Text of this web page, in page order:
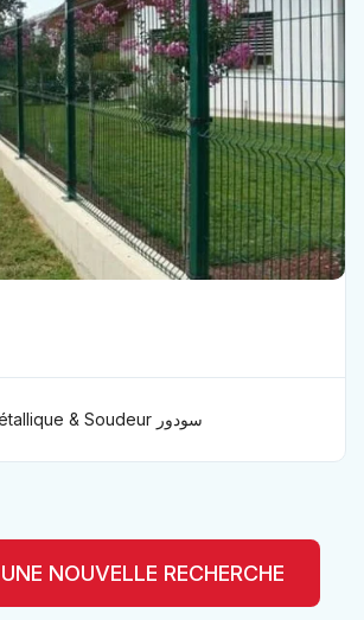
Construction métallique & Soudeur سودور
NOUVELLE RECHERCHE